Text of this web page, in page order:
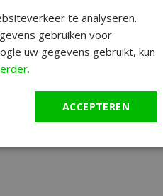
te analyseren.
gebruiken voor
uw gegevens gebruikt, kun
ACCEPTEREN